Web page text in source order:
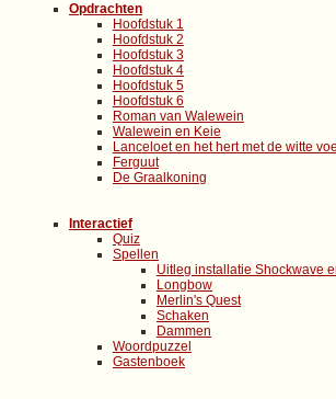
Opdrachten
Hoofdstuk 1
Hoofdstuk 2
Hoofdstuk 3
Hoofdstuk 4
Hoofdstuk 5
Hoofdstuk 6
Roman van Walewein
Walewein en Keie
Lanceloet en het hert met de witte
Ferguut
De Graalkoning
Interactief
Quiz
Spellen
Uitleg installatie Shockwave
Longbow
Merlin's Quest
Schaken
Dammen
Woordpuzzel
Gastenboek